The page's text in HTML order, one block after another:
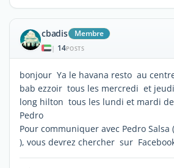
cbadis Membre
| 14POSTS
bonjour Ya le havana resto au
bab ezzoir tous les mercredi et
long hilton tous les lundi et mardi de
Pedro
Pour communiquer avec Pedro Salsa
), vous devrez chercher sur